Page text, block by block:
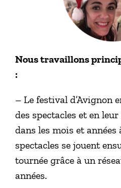
Nous travaillons
:
– Le festival d’Avignon
des spectacles et en
dans les mois et années
spectacles se jouent
tournée grâce à un
années.